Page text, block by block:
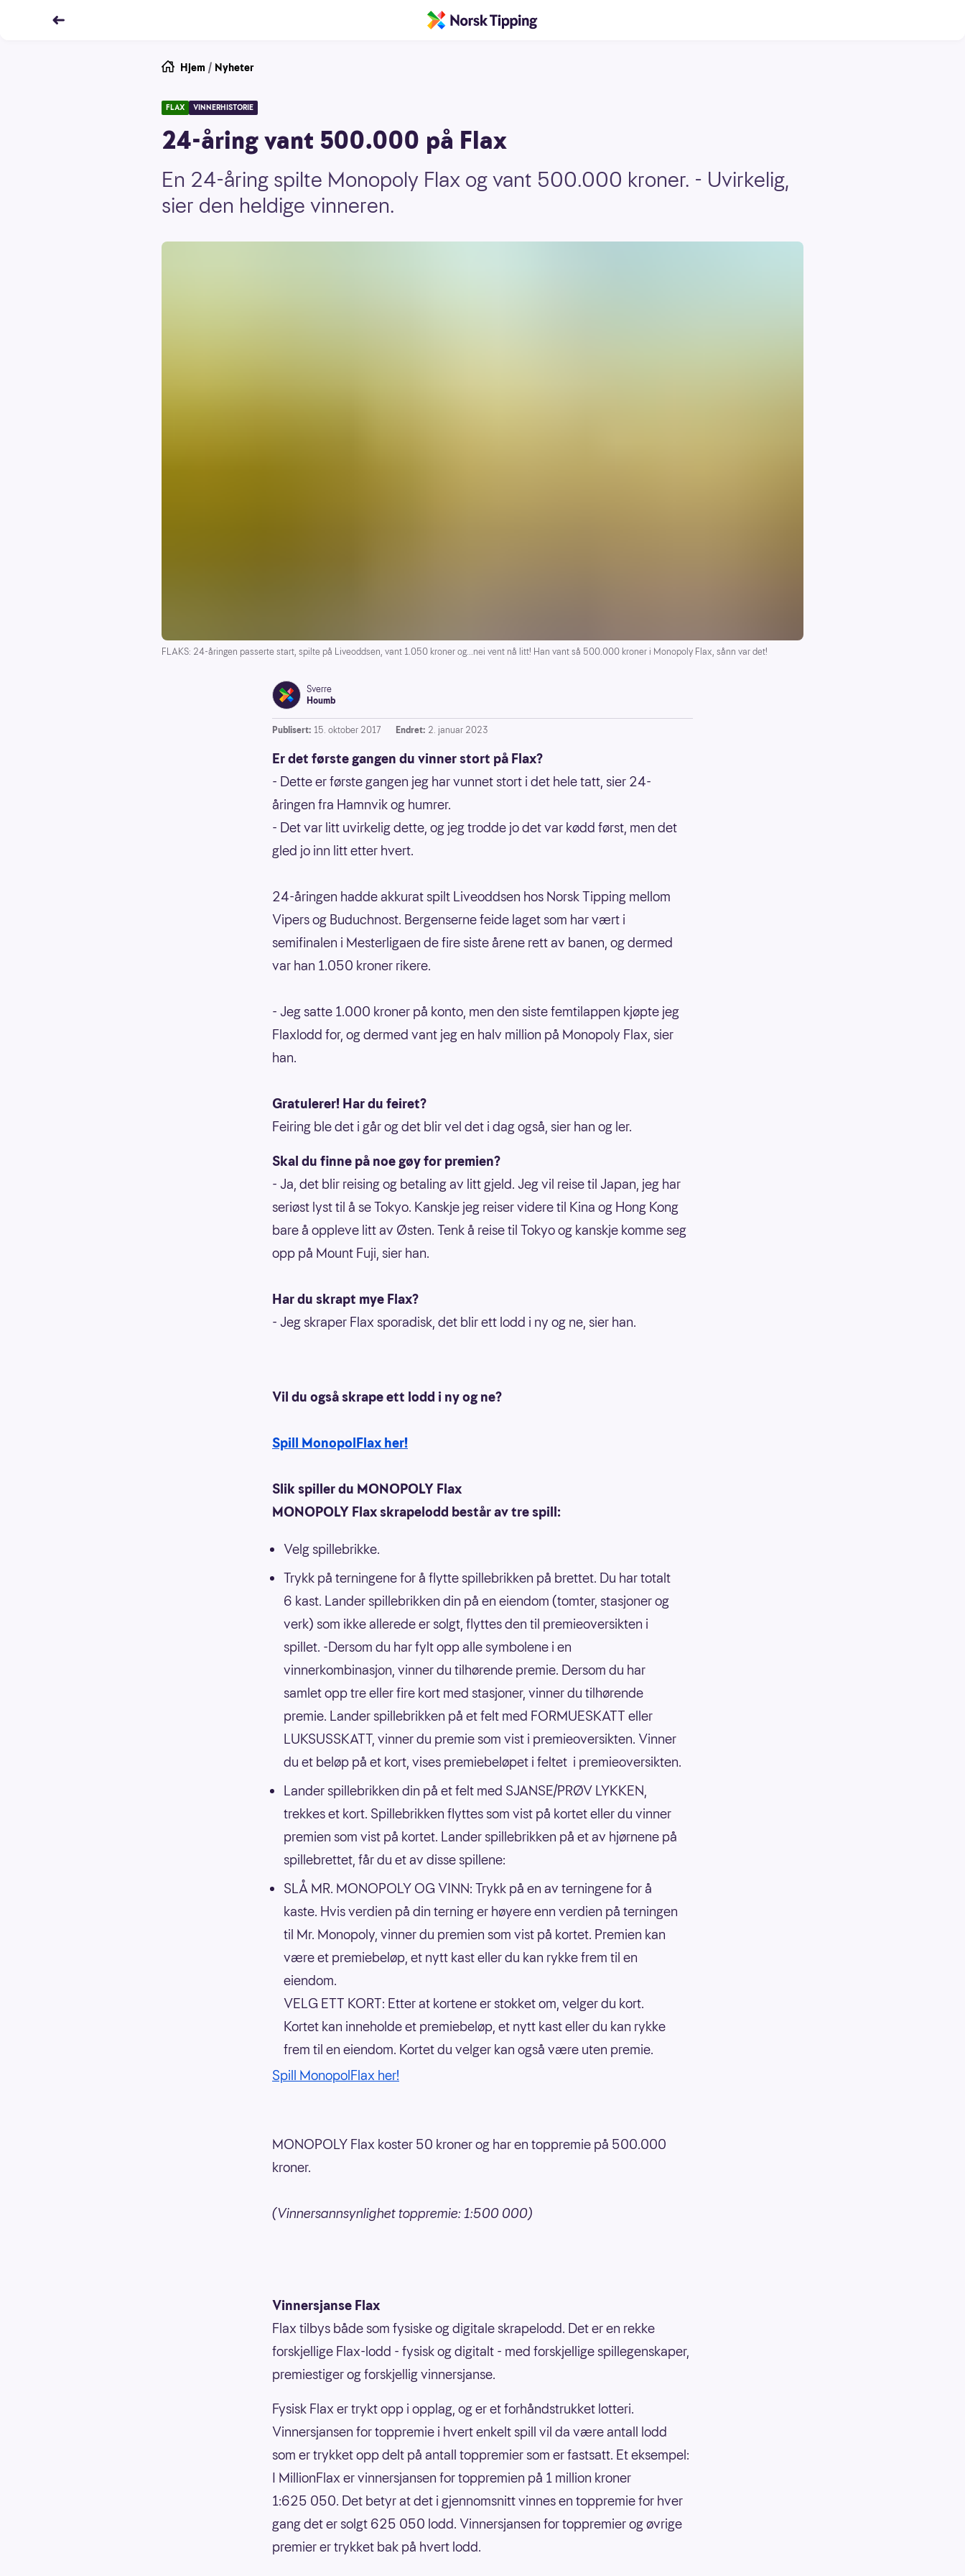
Hjem / Nyheter
FLAX VINNERHISTORIE
24-åring vant 500.000 på Flax
En 24-åring spilte Monopoly Flax og vant 500.000 kroner. - Uvirkelig,
sier den heldige vinneren.
FLAKS: 24-åringen passerte start, spilte på Liveoddsen, vant 1.050 kroner og...nei vent nå litt! Han vant så 500.000 kroner i Monopoly Flax, sånn var det!
Sverre
Houmb
Publisert: 15. oktober 2017 Endret: 2. januar 2023
Er det første gangen du vinner stort på Flax?
- Dette er første gangen jeg har vunnet stort i det hele tatt, sier 24-
åringen fra Hamnvik og humrer.
- Det var litt uvirkelig dette, og jeg trodde jo det var kødd først, men det
gled jo inn litt etter hvert.
24-åringen hadde akkurat spilt Liveoddsen hos Norsk Tipping mellom
Vipers og Buduchnost. Bergenserne feide laget som har vært i
semifinalen i Mesterligaen de fire siste årene rett av banen, og dermed
var han 1.050 kroner rikere.
- Jeg satte 1.000 kroner på konto, men den siste femtilappen kjøpte jeg
Flaxlodd for, og dermed vant jeg en halv million på Monopoly Flax, sier
han.
Gratulerer! Har du feiret?
Feiring ble det i går og det blir vel det i dag også, sier han og ler.
Skal du finne på noe gøy for premien?
- Ja, det blir reising og betaling av litt gjeld. Jeg vil reise til Japan, jeg har
seriøst lyst til å se Tokyo. Kanskje jeg reiser videre til Kina og Hong Kong
bare å oppleve litt av Østen. Tenk å reise til Tokyo og kanskje komme seg
opp på Mount Fuji, sier han.
Har du skrapt mye Flax?
- Jeg skraper Flax sporadisk, det blir ett lodd i ny og ne, sier han.
Vil du også skrape ett lodd i ny og ne?
Spill MonopolFlax her!
Slik spiller du MONOPOLY Flax
MONOPOLY Flax skrapelodd består av tre spill:
Velg spillebrikke.
Trykk på terningene for å flytte spillebrikken på brettet. Du har totalt
6 kast. Lander spillebrikken din på en eiendom (tomter, stasjoner og
verk) som ikke allerede er solgt, flyttes den til premieoversikten i
spillet. -Dersom du har fylt opp alle symbolene i en
vinnerkombinasjon, vinner du tilhørende premie. Dersom du har
samlet opp tre eller fire kort med stasjoner, vinner du tilhørende
premie. Lander spillebrikken på et felt med FORMUESKATT eller
LUKSUSSKATT, vinner du premie som vist i premieoversikten. Vinner
du et beløp på et kort, vises premiebeløpet i feltet i premieoversikten.
Lander spillebrikken din på et felt med SJANSE/PRØV LYKKEN,
trekkes et kort. Spillebrikken flyttes som vist på kortet eller du vinner
premien som vist på kortet. Lander spillebrikken på et av hjørnene på
spillebrettet, får du et av disse spillene:
SLÅ MR. MONOPOLY OG VINN: Trykk på en av terningene for å
kaste. Hvis verdien på din terning er høyere enn verdien på terningen
til Mr. Monopoly, vinner du premien som vist på kortet. Premien kan
være et premiebeløp, et nytt kast eller du kan rykke frem til en
eiendom.
VELG ETT KORT: Etter at kortene er stokket om, velger du kort.
Kortet kan inneholde et premiebeløp, et nytt kast eller du kan rykke
frem til en eiendom. Kortet du velger kan også være uten premie.
Spill MonopolFlax her!
MONOPOLY Flax koster 50 kroner og har en toppremie på 500.000
kroner.
(Vinnersannsynlighet toppremie: 1:500 000)
Vinnersjanse Flax
Flax tilbys både som fysiske og digitale skrapelodd. Det er en rekke
forskjellige Flax-lodd - fysisk og digitalt - med forskjellige spillegenskaper,
premiestiger og forskjellig vinnersjanse.
Fysisk Flax er trykt opp i opplag, og er et forhåndstrukket lotteri.
Vinnersjansen for toppremie i hvert enkelt spill vil da være antall lodd
som er trykket opp delt på antall toppremier som er fastsatt. Et eksempel:
I MillionFlax er vinnersjansen for toppremien på 1 million kroner
1:625 050. Det betyr at det i gjennomsnitt vinnes en toppremie for hver
gang det er solgt 625 050 lodd. Vinnersjansen for toppremier og øvrige
premier er trykket bak på hvert lodd.